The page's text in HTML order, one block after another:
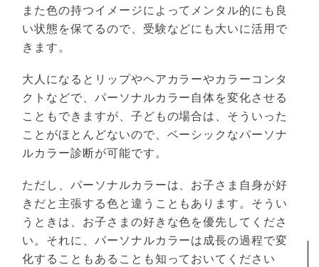
また色の持つイメージによってメンタル的にも良
い状態を保てるので、受験などにも大いに活用で
きます。
大人になるとリップやヘアカラーやカラーコンタ
クトなどで、パーソナルカラー自体を変化させる
こともできますが、子どもの場合は、そういった
ことがほとんどないので、ベーシックなパーソナ
ルカラー診断が可能です。
ただし、パーソナルカラーは、お子さま自身が好
きだと主張する色と違うこともあります。そうい
うときは、お子さまの好きな色を優先してくださ
い。それに、パーソナルカラーは成長の過程で変
化することもあることも知っておいてください